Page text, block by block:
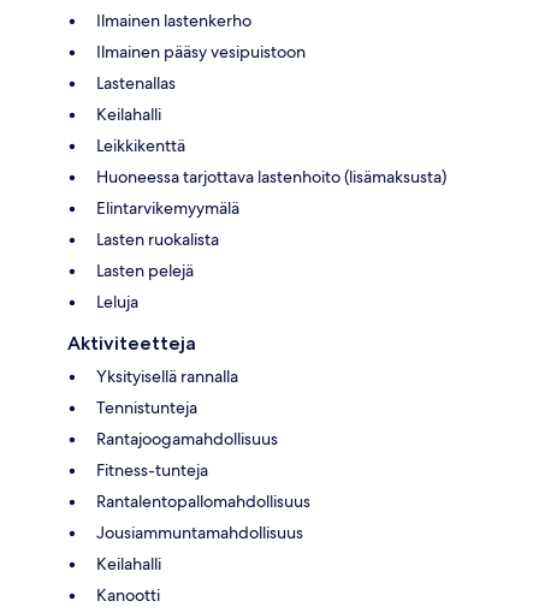
Ilmainen lastenkerho
Ilmainen pääsy vesipuistoon
Lastenallas
Keilahalli
Leikkikenttä
Huoneessa tarjottava lastenhoito (lisämaksusta)
Elintarvikemyymälä
Lasten ruokalista
Lasten pelejä
Leluja
Aktiviteetteja
Yksityisellä rannalla
Tennistunteja
Rantajoogamahdollisuus
Fitness-tunteja
Rantalentopallomahdollisuus
Jousiammuntamahdollisuus
Keilahalli
Kanootti